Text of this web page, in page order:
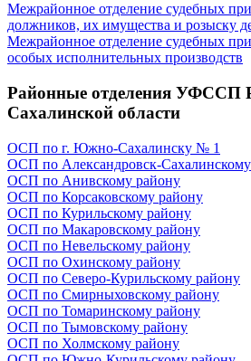
Межрайонное отделение судебных
должников, их имущества и розыску
Межрайонное отделение судебных
особых исполнительных производств
Районные отделения УФССП
Сахалинской области
ОСП по г. Южно-Сахалинску № 1
ОСП по Александровск-
ОСП по Анивскому району
ОСП по Корсаковскому району
ОСП по Курильскому району
ОСП по Макаровскому району
ОСП по Невельскому району
ОСП по Охинскому району
ОСП по Северо-Курильскому району
ОСП по Смирныховскому району
ОСП по Томаринскому району
ОСП по Тымовскому району
ОСП по Холмскому району